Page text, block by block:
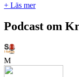
+ Läs mer
Podcast om
M